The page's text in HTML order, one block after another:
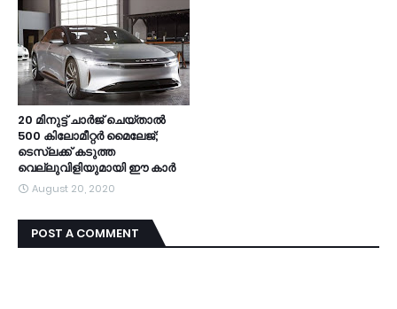
20 മിനുട്ട് ചാര്‍ജ് ചെയ്താല്‍
500 കിലോമീറ്റര്‍ മൈലേജ്;
ടെസ്ലക്ക് കടുത്ത
വെല്ലുവിളിയുമായി ഈ കാര്‍
August 20, 2020
POST A COMMENT